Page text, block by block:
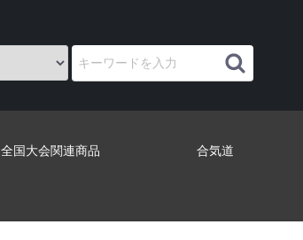
全国大会関連商品 合気道